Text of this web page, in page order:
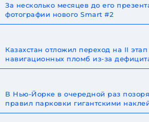
За несколько месяцев до его
фотографии нового Smart #2
Казахстан отложил переход на II
навигационных пломб из-за
В Нью-Йорке в очередной раз
правил парковки гигантскими